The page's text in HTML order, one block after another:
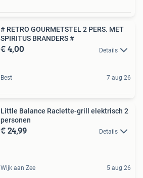
# RETRO GOURMETSTEL 2 PERS. MET
SPIRITUS BRANDERS #
€ 4,00 Details
Best 7 aug 26
Little Balance Raclette-grill elektrisch 2
personen
€ 24,99 Details
Wijk aan Zee 5 aug 26